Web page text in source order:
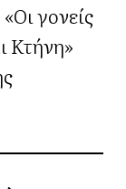
γονείς
Κτήνη»